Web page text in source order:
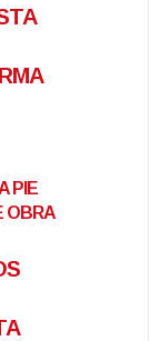
PIE
OBRA